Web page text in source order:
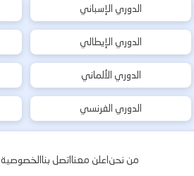
الدوري الإسباني
الدوري الإيطالي
الدوري الألماني
الدوري الفرنسي
من نحناعلن معنااتصل بناالخصوصية